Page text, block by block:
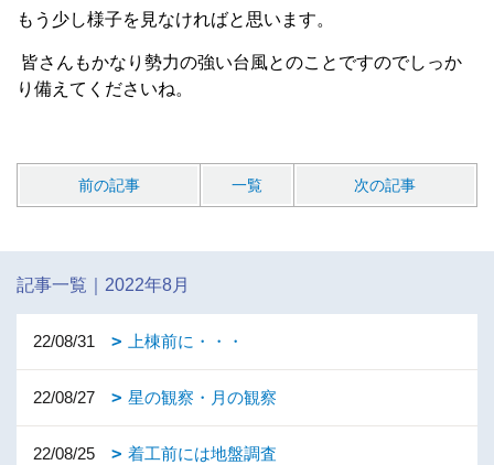
もう少し様子を見なければと思います。
皆さんもかなり勢力の強い台風とのことですのでしっか
り備えてくださいね。
前の記事 一覧 次の記事
記事一覧｜2022年8月
22/08/31 上棟前に・・・
22/08/27 星の観察・月の観察
22/08/25 着工前には地盤調査